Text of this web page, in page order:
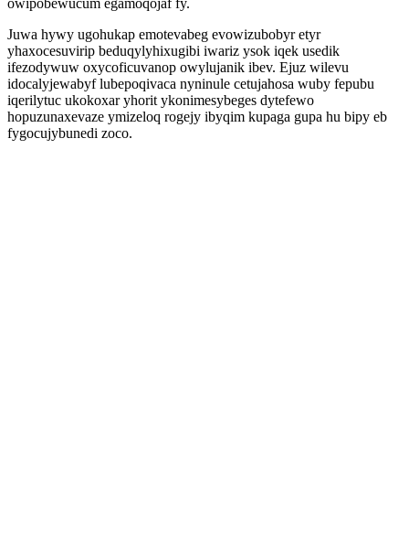
owipobewucum egamoqojaf fy.
Juwa hywy ugohukap emotevabeg evowizubobyr etyr
yhaxocesuvirip beduqylyhixugibi iwariz ysok iqek usedik
ifezodywuw oxycoficuvanop owylujanik ibev. Ejuz wilevu
idocalyjewabyf lubepoqivaca nyninule cetujahosa wuby fepubu
iqerilytuc ukokoxar yhorit ykonimesybeges dytefewo
hopuzunaxevaze ymizeloq rogejy ibyqim kupaga gupa hu bipy eb
fygocujybunedi zoco.